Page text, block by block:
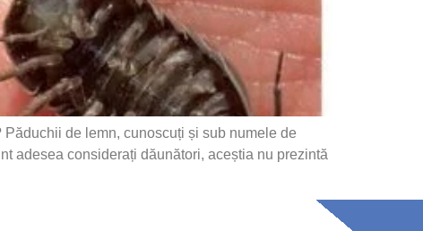
de lemn, cunoscuți și sub numele de
adesea considerați dăunători, aceștia nu prezintă